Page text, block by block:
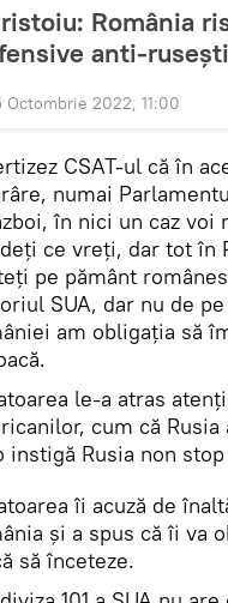
România
anti-rusești
Octombrie 2022, 11:00
CSAT-ul că în
numai
în nici un caz voi
ce vreți, dar tot în
pe pământ
SUA, dar nu de
am obligația să
le-a atras
cum că Rusia
instigă Rusia non
îi acuză de
și a spus că îi va
să înceteze.